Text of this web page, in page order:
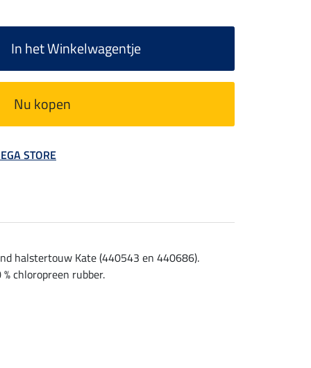
In het Winkelwagentje
Nu kopen
STORE
halstertouw Kate (440543 en 440686).
chloropreen rubber.